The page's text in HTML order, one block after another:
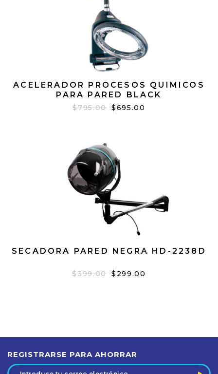
ACELERADOR PROCESOS QUIMICOS
PARA PARED BLACK
$795.00 $695.00
SECADORA PARED NEGRA HD-2238D
$399.00 $299.00
REGISTRARSE PARA AHORRAR
Dirección